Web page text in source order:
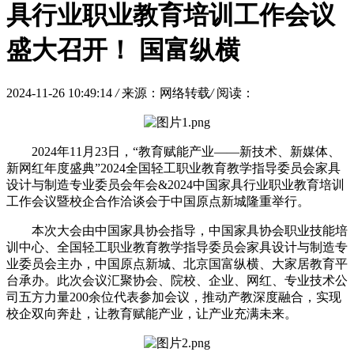
具行业职业教育培训工作会议
盛大召开！ 国富纵横
2024-11-26 10:49:14 / 来源：网络转载/ 阅读：
2024年11月23日，“教育赋能产业——新技术、新媒体、
新网红年度盛典”2024全国轻工职业教育教学指导委员会家具
设计与制造专业委员会年会&2024中国家具行业职业教育培训
工作会议暨校企合作洽谈会于中国原点新城隆重举行。
本次大会由中国家具协会指导，中国家具协会职业技能培
训中心、全国轻工职业教育教学指导委员会家具设计与制造专
业委员会主办，中国原点新城、北京国富纵横、大家居教育平
台承办。此次会议汇聚协会、院校、企业、网红、专业技术公
司五方力量200余位代表参加会议，推动产教深度融合，实现
校企双向奔赴，让教育赋能产业，让产业充满未来。